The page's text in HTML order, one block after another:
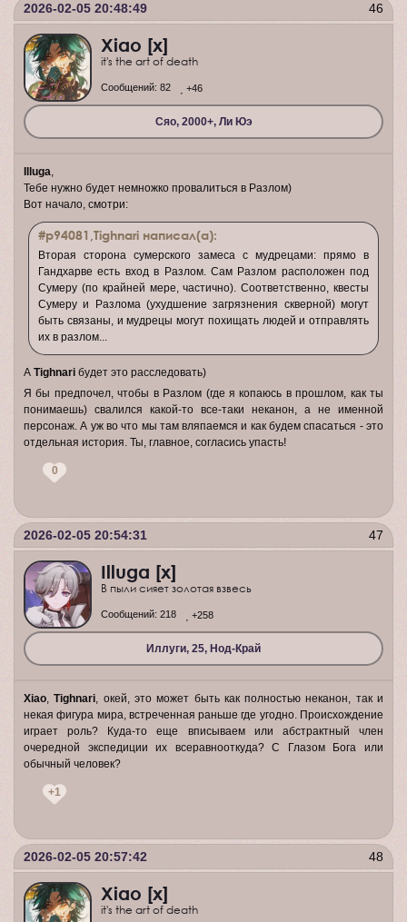
46
2026-02-05 20:48:49
Xiao [x]
it's the art of death
Сяо, 2000+, Ли Юэ
Сообщений: 82 +46
Illuga,
Тебе нужно будет немножко провалиться в Разлом)
Вот начало, смотри:
#p94081,Tighnari написал(а):
Вторая сторона сумерского замеса с мудрецами: прямо в
Гандхарве есть вход в Разлом. Сам Разлом расположен под
Сумеру (по крайней мере, частично). Соответственно, квесты
Сумеру и Разлома (ухудшение загрязнения скверной) могут
быть связаны, и мудрецы могут похищать людей и отправлять
их в разлом...
А Tighnari будет это расследовать)
Я бы предпочел, чтобы в Разлом (где я копаюсь в прошлом, как ты
понимаешь) свалился какой-то все-таки неканон, а не именной
персонаж. А уж во что мы там вляпаемся и как будем спасаться - это
отдельная история. Ты, главное, согласись упасть!
0
47
2026-02-05 20:54:31
Illuga [x]
В пыли сияет золотая взвесь
Иллуги, 25, Нод-Край
Сообщений: 218 +258
Xiao,Tighnari, окей, это может быть как полностью неканон, так и
некая фигура мира, встреченная раньше где угодно. Происхождение
играет роль? Куда-то еще вписываем или абстрактный член
очередной экспедиции их всеравнооткуда? С Глазом Бога или
обычный человек?
+1
48
2026-02-05 20:57:42
Xiao [x]
it's the art of death